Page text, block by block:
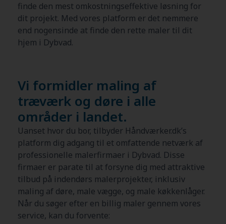
finde den mest omkostningseffektive løsning for
dit projekt. Med vores platform er det nemmere
end nogensinde at finde den rette maler til dit
hjem i Dybvad.
Vi formidler maling af
træværk og døre i alle
områder i landet.
Uanset hvor du bor, tilbyder Håndværker.dk’s
platform dig adgang til et omfattende netværk af
professionelle malerfirmaer i Dybvad. Disse
firmaer er parate til at forsyne dig med attraktive
tilbud på indendørs malerprojekter, inklusiv
maling af døre, male vægge, og male køkkenlåger.
Når du søger efter en billig maler gennem vores
service, kan du forvente: